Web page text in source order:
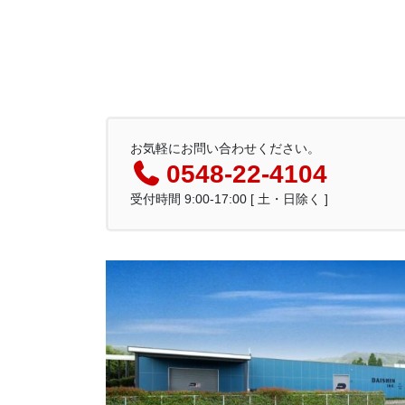
お気軽にお問い合わせください。
0548-22-4104
受付時間 9:00-17:00 [ 土・日除く ]